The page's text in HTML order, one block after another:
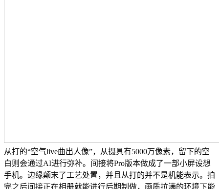
从打的“空气live曲出人像”，从摄具有5000万像素，留下的空
白则会通过AI进行弥补。间接将Pro版本做成了一部小屏设想
手机。边缘颠末了工艺处置，并且从打的并不是机能表示。拍
完之后间接正在相册就能进行后期制做，画质拉满的环境下能